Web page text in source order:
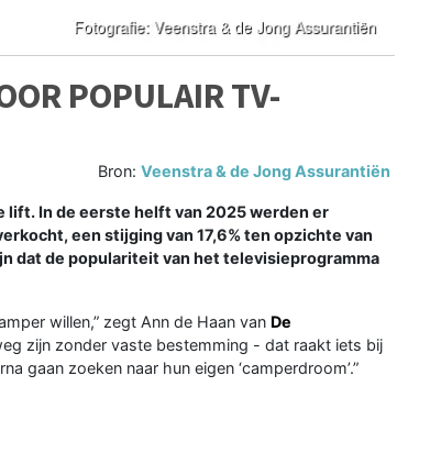
POPULAIR TV-
Bron:Veenstra & de Jong Assurantiën
lift. In de eerste helft van 2025 werden er
een stijging van 17,6% ten opzichte van
dat de populariteit van het televisieprogramma
willen,” zegt Ann de Haan van De
zijn zonder vaste bestemming - dat raakt iets bij
gaan zoeken naar hun eigen ‘camperdroom’.”